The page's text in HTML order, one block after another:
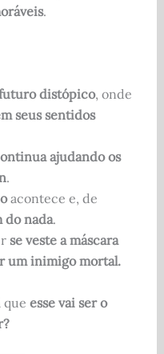
.
distópico, onde
seus sentidos
ajudando os
.
acontece e, de
do nada.
se veste a máscara
um inimigo mortal.
esse vai ser o